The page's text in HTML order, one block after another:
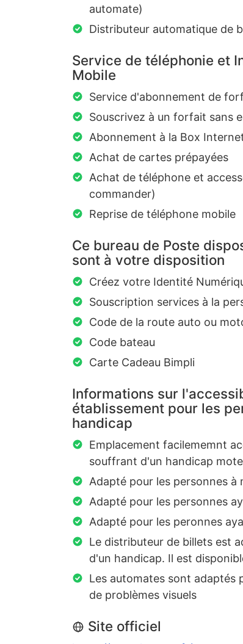
automate)
Distributeur automatique de
Service de téléphonie et
Mobile
Service d'abonnement de
Souscrivez à un forfait sans
Abonnement à la Box
Achat de cartes prépayées
Achat de téléphone et
commander)
Reprise de téléphone mobile
Ce bureau de Poste
sont à votre disposition
Créez votre Identité
Souscription services à la
Code de la route auto ou
Code bateau
Carte Cadeau Bimpli
Informations sur
établissement pour les
handicap
Emplacement facilememnt
souffrant d'un handicap
Adapté pour les personnes à
Adapté pour les personnes
Adapté pour les peronnes
Le distributeur de billets est
d'un handicap. Il est
Les automates sont adaptés
de problèmes visuels
Site officiel